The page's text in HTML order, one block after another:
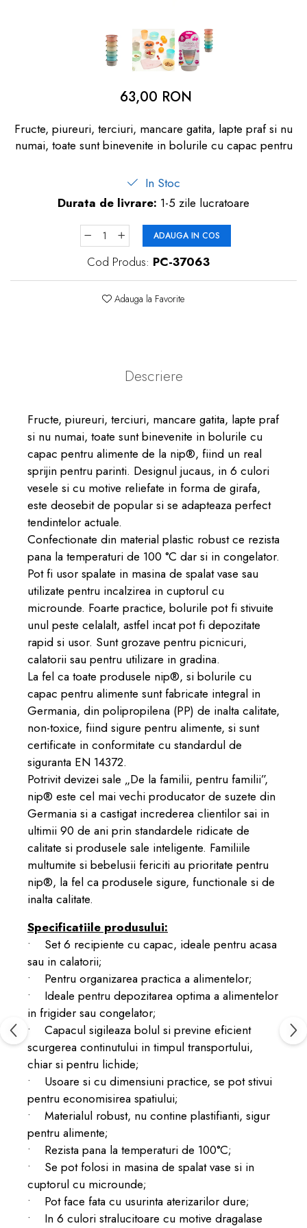
Produse îngrijire copii
63,00 RON
Fructe, piureuri, terciuri, mancare gatita, lapte praf si nu
numai, toate sunt binevenite in bolurile cu capac pentru
In Stoc
Durata de livrare: 1-5 zile lucratoare
ADAUGA IN COS
Cod Produs: PC-37063
Adauga la Favorite
Descriere
Fructe, piureuri, terciuri, mancare gatita, lapte praf
si nu numai, toate sunt binevenite in bolurile cu
capac pentru alimente de la nip®, fiind un real
sprijin pentru parinti. Designul jucaus, in 6 culori
vesele si cu motive reliefate in forma de girafa,
este deosebit de popular si se adapteaza perfect
tendintelor actuale.
Confectionate din material plastic robust ce rezista
pana la temperaturi de 100 °C dar si in congelator.
Pot fi usor spalate in masina de spalat vase sau
utilizate pentru incalzirea in cuptorul cu
microunde. Foarte practice, bolurile pot fi stivuite
unul peste celalalt, astfel incat pot fi depozitate
rapid si usor. Sunt grozave pentru picnicuri,
calatorii sau pentru utilizare in gradina.
La fel ca toate produsele nip®, si bolurile cu
capac pentru alimente sunt fabricate integral in
Germania, din polipropilena (PP) de inalta calitate,
non-toxice, fiind sigure pentru alimente, si sunt
certificate in conformitate cu standardul de
siguranta EN 14372.
Potrivit devizei sale „De la familii, pentru familii”,
nip® este cel mai vechi producator de suzete din
Germania si a castigat increderea clientilor sai in
ultimii 90 de ani prin standardele ridicate de
calitate si produsele sale inteligente. Familiile
multumite si bebelusii fericiti au prioritate pentru
nip®, la fel ca produsele sigure, functionale si de
inalta calitate.
Specificatiile produsului:
• Set 6 recipiente cu capac, ideale pentru acasa
sau in calatorii;
• Pentru organizarea practica a alimentelor;
• Ideale pentru depozitarea optima a alimentelor
in frigider sau congelator;
• Capacul sigileaza bolul si previne eficient
scurgerea continutului in timpul transportului,
chiar si pentru lichide;
• Usoare si cu dimensiuni practice, se pot stivui
pentru economisirea spatiului;
• Materialul robust, nu contine plastifianti, sigur
pentru alimente;
• Rezista pana la temperaturi de 100°C;
• Se pot folosi in masina de spalat vase si in
cuptorul cu microunde;
• Pot face fata cu usurinta aterizarilor dure;
• In 6 culori stralucitoare cu motive dragalase